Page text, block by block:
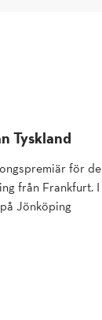
Tyskland
för de
från Frankfurt. I
Jönköping